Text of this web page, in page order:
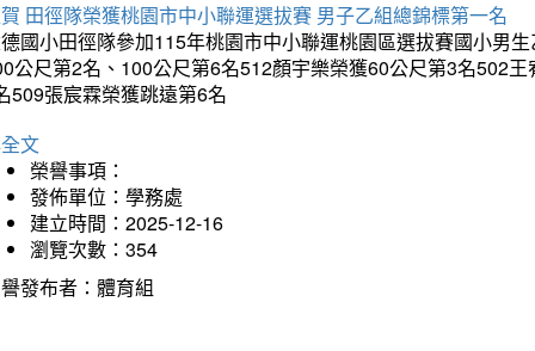
田徑隊榮獲桃園市中小聯運選拔賽 男子乙組總錦標第一名
國小田徑隊參加115年桃園市中小聯運桃園區選拔賽國小男
公尺第2名、100公尺第6名512顏宇樂榮獲60公尺第3名502
509張宸霖榮獲跳遠第6名
文
榮譽事項：
發佈單位：學務處
建立時間：2025-12-16
瀏覽次數：354
發布者：體育組